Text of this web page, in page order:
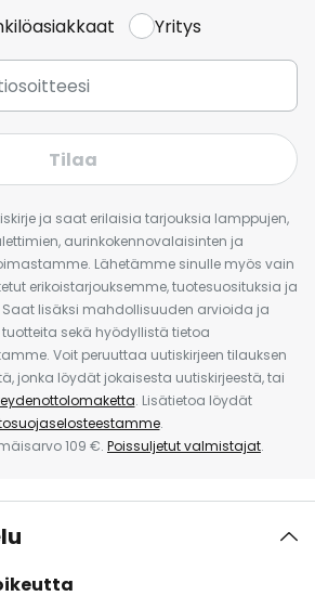
Yritys
Tilaa
ja saat erilaisia tarjouksia lamppujen,
aurinkokennovalaisinten ja
Lähetämme sinulle myös vain
erikoistarjouksemme, tuotesuosituksia ja
lisäksi mahdollisuuden arvioida ja
sekä hyödyllistä tietoa
Voit peruuttaa uutiskirjeen tilauksen
jonka löydät jokaisesta uutiskirjeestä, tai
. Lisätietoa löydät
.
109 €. Poissuljetut valmistajat.